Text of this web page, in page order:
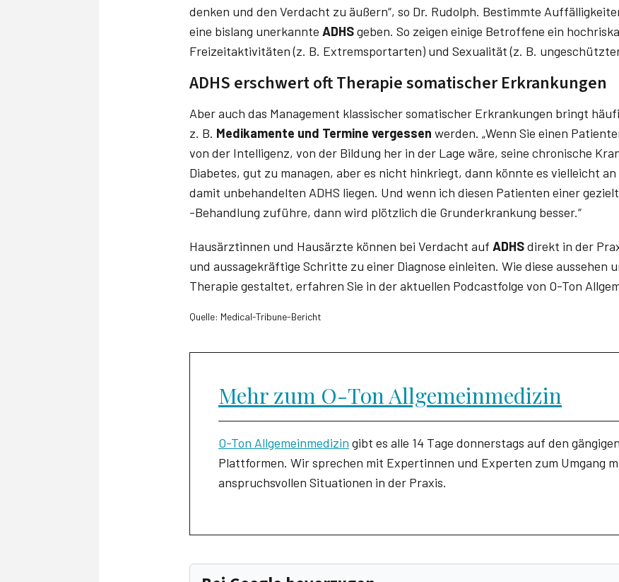
denken und den Verdacht zu äußern“, so Dr. Rudolph. Bestimmte
eine bislang unerkannte ADHSgeben. So zeigen einige Betroffene ein
Freizeitaktivitäten (z. B. Extremsportarten) und Sexualität (z. B.
ADHS erschwert oft Therapie somatischer Erkrankungen
Aber auch das Management klassischer somatischer Erkrankungen bringt
z. B. Medikamente und Termine vergessen werden. „Wenn Sie einen
von der Intelligenz, von der Bildung her in der Lage wäre, seine chronische
Diabetes, gut zu managen, aber es nicht hinkriegt, dann könnte es vielleicht
damit unbehandelten ADHS liegen. Und wenn ich diesen Patienten einer
-Behandlung zuführe, dann wird plötzlich die Grunderkrankung besser.“
Hausärztinnen und Hausärzte können bei Verdacht auf ADHSdirekt in der
und aussagekräftige Schritte zu einer Diagnose einleiten. Wie diese aussehen
Therapie gestaltet, erfahren Sie in der aktuellen Podcastfolge von O-Ton
Quelle: Medical-Tribune-Bericht
Mehr zum O-Ton Allgemeinmedizin
O-Ton Allgemeinmedizin gibt es alle 14 Tage donnerstags auf den
Plattformen. Wir sprechen mit Expertinnen und Experten zum Umgang
anspruchsvollen Situationen in der Praxis.